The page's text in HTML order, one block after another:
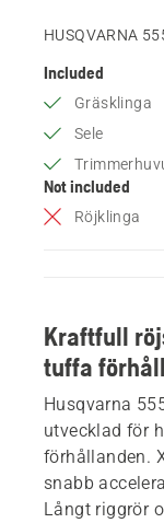
HUSQVARNA
Included
Gräsklinga
Sele
Not included
Röjklinga
Kraftfull
tuffa
Husqvarna
utvecklad för
förhållanden.
snabb
Långt riggrör